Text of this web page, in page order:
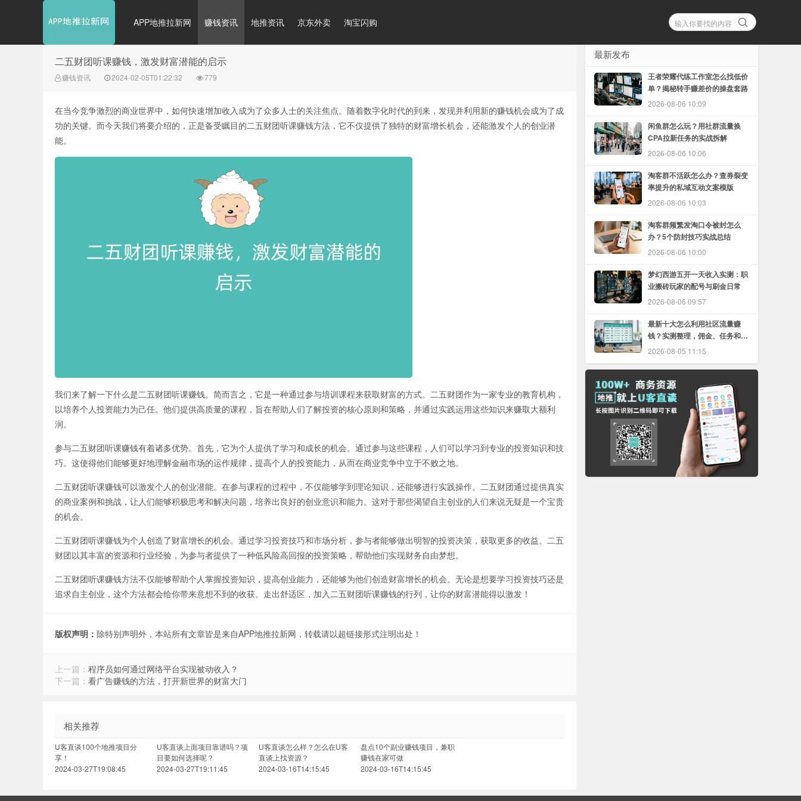
APP地推拉新网 赚钱资讯 地推资讯 京东外卖 淘宝闪购
二五财团听课赚钱，激发财富潜能的启示
赚钱资讯 2024-02-05T01:22:32 779
在当今竞争激烈的商业世界中，如何快速增加收入成为了众多人士的关注焦点。随着数字化时代的到来，发现并利用新的赚钱机会成为了成
功的关键。而今天我们将要介绍的，正是备受瞩目的二五财团听课赚钱方法，它不仅提供了独特的财富增长机会，还能激发个人的创业潜
能。
我们来了解一下什么是二五财团听课赚钱。简而言之，它是一种通过参与培训课程来获取财富的方式。二五财团作为一家专业的教育机构，
以培养个人投资能力为己任。他们提供高质量的课程，旨在帮助人们了解投资的核心原则和策略，并通过实践运用这些知识来赚取大额利
润。
参与二五财团听课赚钱有着诸多优势。首先，它为个人提供了学习和成长的机会。通过参与这些课程，人们可以学习到专业的投资知识和技
巧。这使得他们能够更好地理解金融市场的运作规律，提高个人的投资能力，从而在商业竞争中立于不败之地。
二五财团听课赚钱可以激发个人的创业潜能。在参与课程的过程中，不仅能够学到理论知识，还能够进行实践操作。二五财团通过提供真实
的商业案例和挑战，让人们能够积极思考和解决问题，培养出良好的创业意识和能力。这对于那些渴望自主创业的人们来说无疑是一个宝贵
的机会。
二五财团听课赚钱为个人创造了财富增长的机会。通过学习投资技巧和市场分析，参与者能够做出明智的投资决策，获取更多的收益。二五
财团以其丰富的资源和行业经验，为参与者提供了一种低风险高回报的投资策略，帮助他们实现财务自由梦想。
二五财团听课赚钱方法不仅能够帮助个人掌握投资知识，提高创业能力，还能够为他们创造财富增长的机会。无论是想要学习投资技巧还是
追求自主创业，这个方法都会给你带来意想不到的收获。走出舒适区，加入二五财团听课赚钱的行列，让你的财富潜能得以激发！
版权声明： 除特别声明外，本站所有文章皆是来自APP地推拉新网，转载请以超链接形式注明出处！
上一篇： 程序员如何通过网络平台实现被动收入？
下一篇： 看广告赚钱的方法，打开新世界的财富大门
相关推荐
U客直谈100个地推项目分
享！
2024-03-27T19:08:45
U客直谈上面项目靠谱吗？项
目要如何选择呢？
2024-03-27T19:11:45
U客直谈怎么样？怎么在U客
直谈上找资源？
2024-03-16T14:15:45
盘点10个副业赚钱项目，兼职
赚钱在家可做
2024-03-16T14:15:45
最新发布
王者荣耀代练工作室怎么找低价
单？揭秘转手赚差价的操盘套路
2026-08-06 10:09
闲鱼群怎么玩？用社群流量换
CPA拉新任务的实战拆解
2026-08-06 10:06
淘客群不活跃怎么办？查券裂变
率提升的私域互动文案模版
2026-08-06 10:03
淘客群频繁发淘口令被封怎么
办？5个防封技巧实战总结
2026-08-06 10:00
梦幻西游五开一天收入实测：职
业搬砖玩家的配号与刷金日常
2026-08-06 09:57
最新十大怎么利用社区流量赚
钱？实测整理，佣金、任务和结
算怎么选
2026-08-05 11:15